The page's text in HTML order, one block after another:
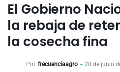
El Gobierno
la rebaja de
la cosecha fina
Por frecuenciaagro 28 de junio